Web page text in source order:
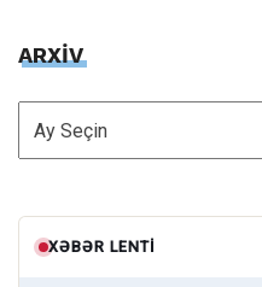
ARXİV
ARXİV
XƏBƏR LENTI